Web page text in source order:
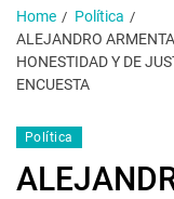
Home
Política
ALEJANDRO
HONESTIDAD Y DE
ENCUESTA
Política